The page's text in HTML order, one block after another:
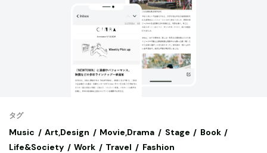
タグ
Music Art,Design Movie,Drama Stage
Book
Life&Society
Work Travel Fashion